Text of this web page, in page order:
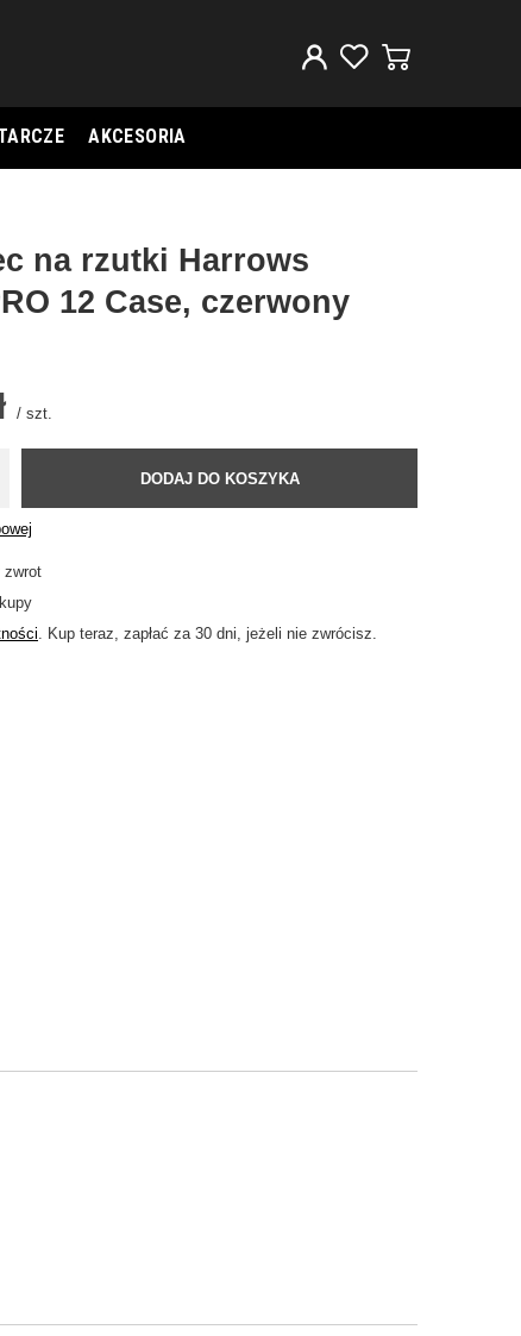
AKCESORIA
na rzutki Harrows
12 Case, czerwony
/ szt.
DODAJ DO KOSZYKA
zwrot
. Kup teraz, zapłać za 30 dni, jeżeli nie zwrócisz.